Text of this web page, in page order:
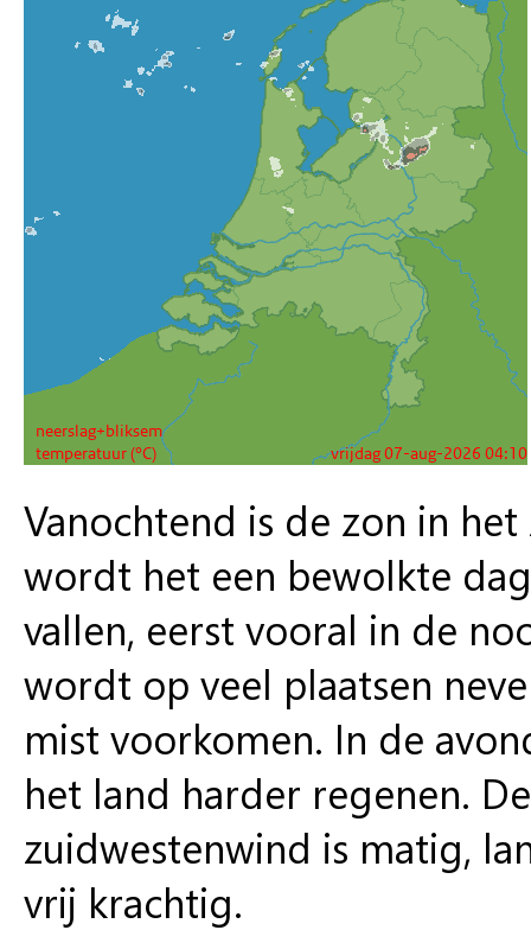
Vanochtend is de zon in
wordt het een bewolkte
vallen, eerst vooral in de
wordt op veel plaatsen
mist voorkomen. In de
het land harder regenen.
zuidwestenwind is matig,
vrij krachtig.